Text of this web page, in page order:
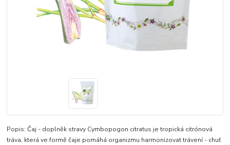
Popis: Čaj - doplněk stravy Cymbopogon citratus je tropická citrónová
tráva, která ve formě čaje pomáhá organizmu harmonizovat trávení - chuť